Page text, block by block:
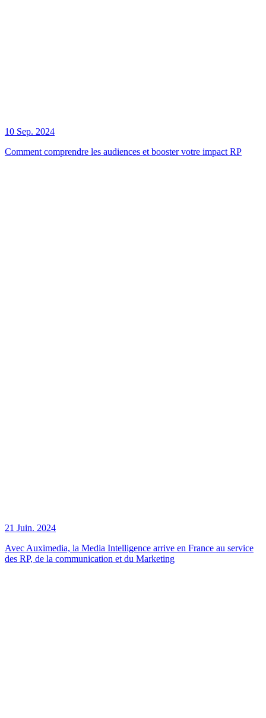
10 Sep. 2024
Comment comprendre les audiences et booster votre impact RP
21 Juin. 2024
Avec Auximedia, la Media Intelligence arrive en France au service
des RP, de la communication et du Marketing